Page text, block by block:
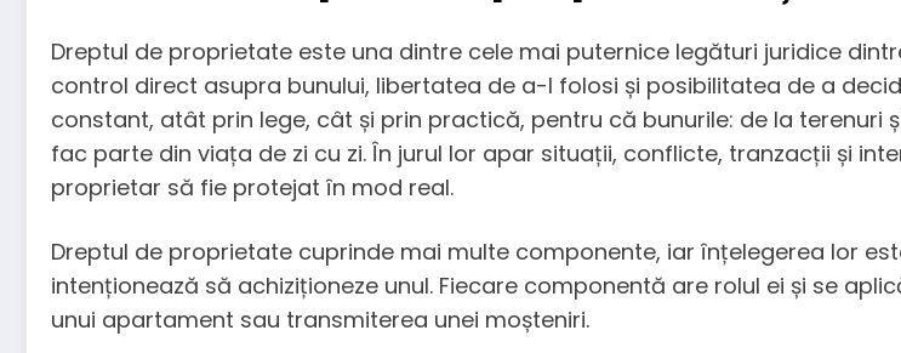
Dreptul de proprietate este una dintre cele mai puternice legături juridice
control direct asupra bunului, libertatea de a-l folosi și posibilitatea de a
constant, atât prin lege, cât și prin practică, pentru că bunurile: de la
fac parte din viața de zi cu zi. În jurul lor apar situații, conflicte, tranzacții și
proprietar să fie protejat în mod real.
Dreptul de proprietate cuprinde mai multe componente, iar înțelegerea lor
intenționează să achiziționeze unul. Fiecare componentă are rolul ei și se
unui apartament sau transmiterea unei moșteniri.